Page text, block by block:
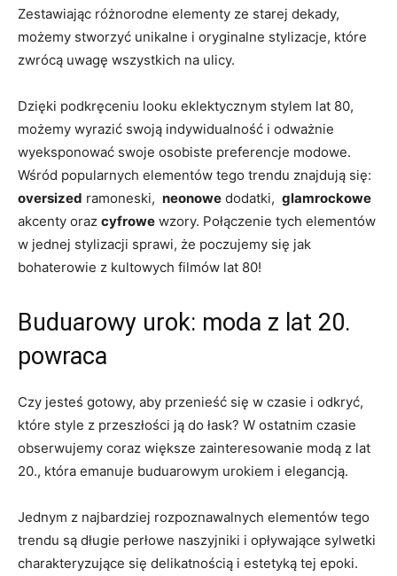
Zestawiając różnorodne elementy ze starej dekady,
możemy stworzyć unikalne i oryginalne stylizacje, ​które
zwrócą uwagę wszystkich ⁤na ulicy.
Dzięki podkręceniu looku eklektycznym stylem lat 80,
możemy wyrazić​ swoją indywidualność i odważnie
wyeksponować swoje osobiste preferencje modowe.
⁤Wśród ‍popularnych ⁣elementów⁤ tego trendu ⁤znajdują się:⁤
oversized ramoneski, ‍ neonowe dodatki, ⁢ glamrockowe
akcenty oraz cyfrowe wzory. Połączenie ⁣tych elementów
w jednej stylizacji sprawi, ​że poczujemy się jak
bohaterowie z kultowych filmów lat 80!
Buduarowy urok: moda z lat 20.
powraca
Czy⁢ jesteś‍ gotowy, aby przenieść się w czasie i odkryć,
które style ⁤z ‍przeszłości ją do łask? W ⁢ostatnim czasie
obserwujemy coraz​ większe zainteresowanie modą z lat
20., która emanuje buduarowym urokiem i elegancją.
Jednym z najbardziej rozpoznawalnych elementów tego
trendu są długie ⁢perłowe naszyjniki i⁢ opływające sylwetki
charakteryzujące się delikatnością i estetyką tej epoki.